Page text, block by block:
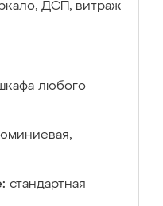
ДСП, витраж
любого
стандартная